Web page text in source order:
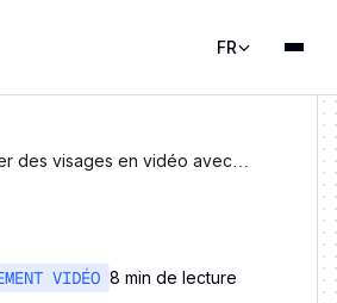
FR
des visages en vidéo avec
VIDÉO 8 min de lecture